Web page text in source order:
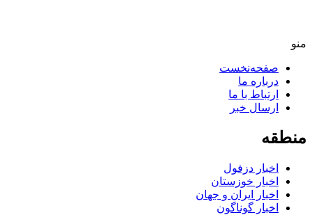
منو
صفحه‌نخست
درباره ما
ارتباط با ما
ارسال خبر
منطقه
اخبار دزفول
اخبار خوزستان
اخبار ایران و جهان
اخبار گوناگون